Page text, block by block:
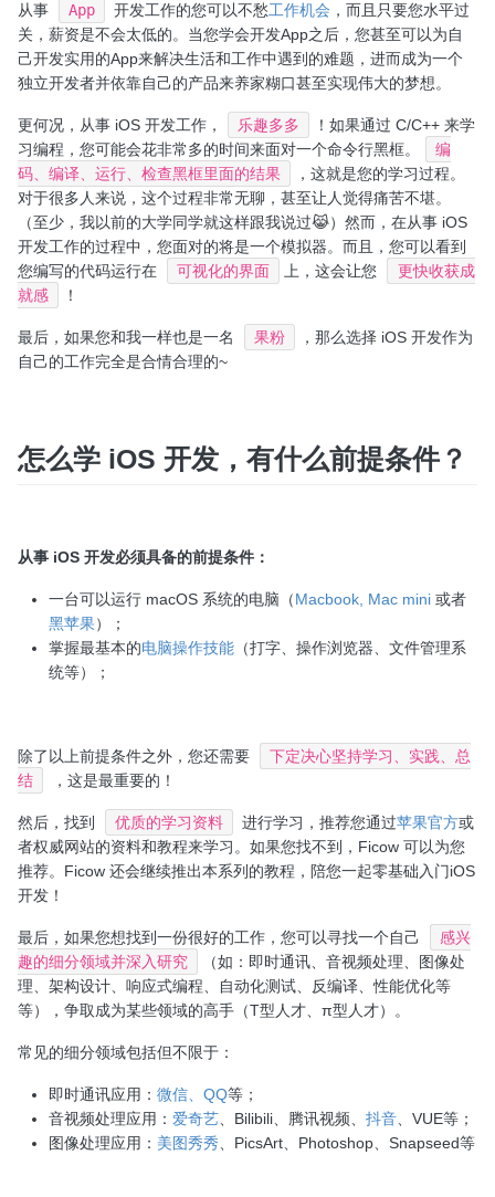
从事 App 开发工作的您可以不愁工作机会 ，而且只要您水平过
关，薪资是不会太低的。当您学会开发App之后，您甚至可以为自
己开发实用的App来解决生活和工作中遇到的难题，进而成为一个
独立开发者并依靠自己的产品来养家糊口甚至实现伟大的梦想。
更何况，从事 iOS 开发工作， 乐趣多多
！如果通过 C/C++ 来学
习编程，您可能会花非常多的时间来面对一个命令行黑框。
编
码、编译、运行、检查黑框里面的结果
，这就是您的学习过程。
对于很多人来说，这个过程非常无聊，甚至让人觉得痛苦不堪。
（至少，我以前的大学同学就这样跟我说过😹）然而，在从事 iOS
开发工作的过程中，您面对的将是一个模拟器。而且，您可以看到
您编写的代码运行在
可视化的界面 上，这会让您
更快收获成
就感
！
最后，如果您和我一样也是一名 果粉
，那么选择 iOS 开发作为
自己的工作完全是合情合理的~
怎么学 iOS 开发，有什么前提条件？
从事 iOS 开发必须具备的前提条件：
一台可以运行 macOS 系统的电脑（Macbook, Mac mini 或者
黑苹果）；
掌握最基本的电脑操作技能 （打字、操作浏览器、文件管理系
统等）；
除了以上前提条件之外，您还需要
下定决心坚持学习、实践、总
结
，这是最重要的！
然后，找到 优质的学习资料 进行学习，推荐您通过苹果官方或
者权威网站的资料和教程来学习。如果您找不到，Ficow 可以为您
推荐。Ficow 还会继续推出本系列的教程，陪您一起零基础入门iOS
开发！
最后，如果您想找到一份很好的工作，您可以寻找一个自己
感兴
趣的细分领域并深入研究
（如：即时通讯、音视频处理、图像处
理、架构设计、响应式编程、自动化测试、反编译、性能优化等
等），争取成为某些领域的高手（T型人才、π型人才）。
常见的细分领域包括但不限于：
即时通讯应用： 微信、QQ等；
音视频处理应用： 爱奇艺 、Bilibili、腾讯视频、 抖音 、VUE等；
图像处理应用： 美图秀秀 、PicsArt、Photoshop、Snapseed等